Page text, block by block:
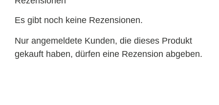
Es gibt noch keine Rezensionen.
Nur angemeldete Kunden, die dieses Produkt
gekauft haben, dürfen eine Rezension abgeben.